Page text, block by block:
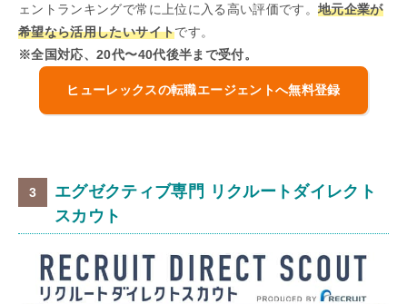
ェントランキングで常に上位に入る高い評価です。地元企業が
希望なら活用したいサイトです。
※全国対応、20代〜40代後半まで受付。
ヒューレックスの転職エージェントへ無料登録
エグゼクティブ専門 リクルートダイレクト
スカウト